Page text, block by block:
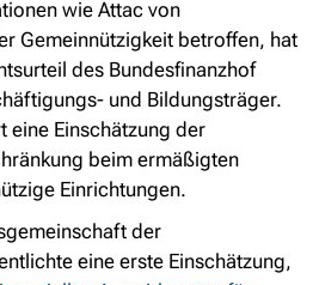
wie Attac von
Gemeinnützigkeit betroffen, hat
des Bundesfinanzhof
und Bildungsträger.
eine Einschätzung der
beim ermäßigten
Einrichtungen.
der
eine erste Einschätzung,